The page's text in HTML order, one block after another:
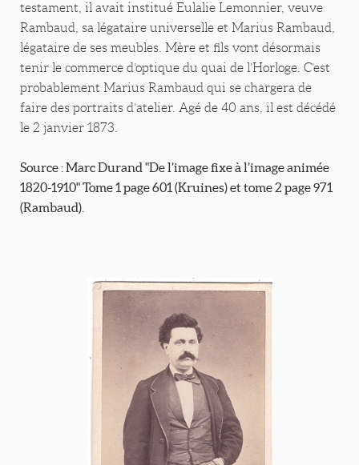
testament, il avait institué Eulalie Lemonnier, veuve
Rambaud, sa légataire universelle et Marius Rambaud,
légataire de ses meubles. Mère et fils vont désormais
tenir le commerce d’optique du quai de l’Horloge. C’est
probablement Marius Rambaud qui se chargera de
faire des portraits d’atelier. Agé de 40 ans, il est décédé
le 2 janvier 1873.
Source : Marc Durand "De l’image fixe à l’image animée
1820-1910" Tome 1 page 601 (Kruines) et tome 2 page 971
(Rambaud).